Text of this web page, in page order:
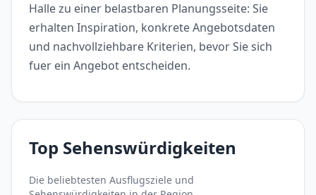
Halle zu einer belastbaren Planungsseite: Sie
erhalten Inspiration, konkrete Angebotsdaten
und nachvollziehbare Kriterien, bevor Sie sich
fuer ein Angebot entscheiden.
Top Sehenswürdigkeiten
Die beliebtesten Ausflugsziele und